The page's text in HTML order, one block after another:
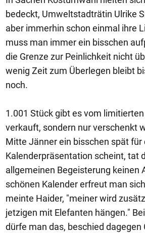
bedeckt, Umweltstadträtin Ulrike
aber immerhin schon einmal ihre
muss man immer ein bisschen
die Grenze zur Peinlichkeit nicht
wenig Zeit zum Überlegen bleibt
noch.
1.001 Stück gibt es vom
verkauft, sondern nur verschenkt
Mitte Jänner ein bisschen spät für
Kalenderpräsentation scheint, tat
allgemeinen Begeisterung keinen
schönen Kalender erfreut man
meinte Haider, "meiner wird
jetzigen mit Elefanten hängen."
dürfe man das, beschied dagegen